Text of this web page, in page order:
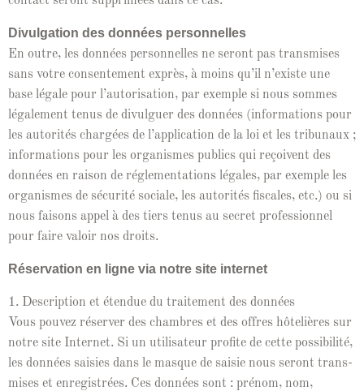
Divul­ga­tion des don­nées per­son­nelles
En out­re, les don­nées per­son­nelles ne seront pas trans­mis­es
sans votre con­sen­te­ment exprès, à moins qu’il n’ex­iste une
base légale pour l’au­tori­sa­tion, par exem­ple si nous sommes
légale­ment tenus de divulguer des don­nées (infor­ma­tions pour
les autorités chargées de l’ap­pli­ca­tion de la loi et les tri­bunaux ;
infor­ma­tions pour les organ­ismes publics qui reçoivent des
don­nées en rai­son de régle­men­ta­tions légales, par exem­ple les
organ­ismes de sécu­rité sociale, les autorités fis­cales, etc.) ou si
nous faisons appel à des tiers tenus au secret pro­fes­sion­nel
pour faire val­oir nos droits.
Réser­va­tion en ligne via notre site internet
1. Descrip­tion et éten­due du traite­ment des don­nées
Vous pou­vez réserv­er des cham­bres et des offres hôtelières sur
notre site Inter­net. Si un util­isa­teur prof­ite de cette pos­si­bil­ité,
les don­nées saisies dans le masque de saisie nous seront trans­
mis­es et enreg­istrées. Ces don­nées sont : prénom, nom,